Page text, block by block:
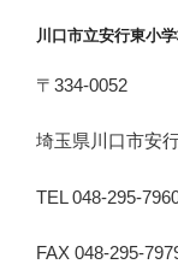
川口市立安行東小
〒334-0052
埼玉県川口市安
TEL 048-295-
FAX 048-295-